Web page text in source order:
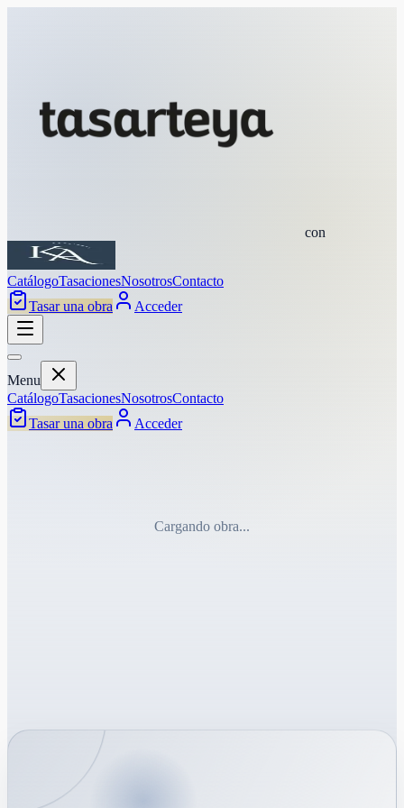
con
CatálogoTasacionesNosotrosContacto
Tasar una obra
Acceder
Menu
CatálogoTasacionesNosotrosContacto
Tasar una obra
Acceder
Cargando obra...